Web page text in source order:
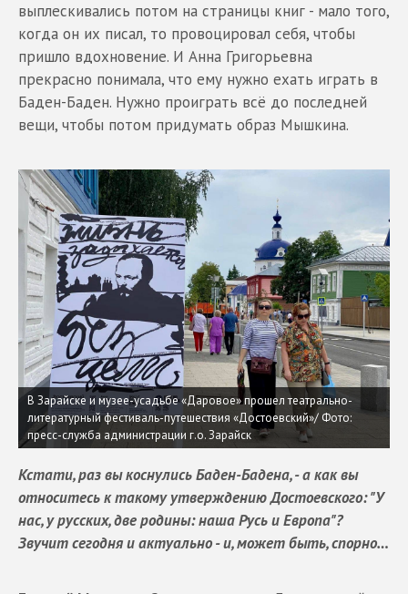
выплескивались потом на страницы книг - мало того,
когда он их писал, то провоцировал себя, чтобы
пришло вдохновение. И Анна Григорьевна
прекрасно понимала, что ему нужно ехать играть в
Баден-Баден. Нужно проиграть всё до последней
вещи, чтобы потом придумать образ Мышкина.
В Зарайске и музее-усадьбе «Даровое» прошел театрально-
литературный фестиваль-путешествия «Достоевский»/ Фото:
пресс-служба администрации г.о. Зарайск
Кстати, раз вы коснулись Баден-Бадена, - а как вы
относитесь к такому утверждению Достоевского: "У
нас, у русских, две родины: наша Русь и Европа"?
Звучит сегодня и актуально - и, может быть, спорно…